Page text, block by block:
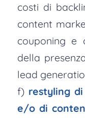
costi di
content
couponing e
della
lead
f) restyling
e/o di